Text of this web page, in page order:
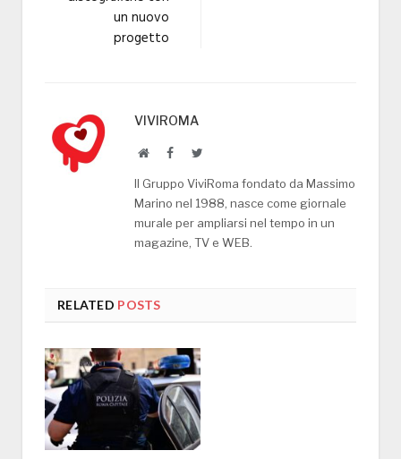
un nuovo
progetto
VIVIROMA
WebsiteFacebookTwitter
Il Gruppo ViviRoma fondato da Massimo
Marino nel 1988, nasce come giornale
murale per ampliarsi nel tempo in un
magazine, TV e WEB.
RELATED POSTS